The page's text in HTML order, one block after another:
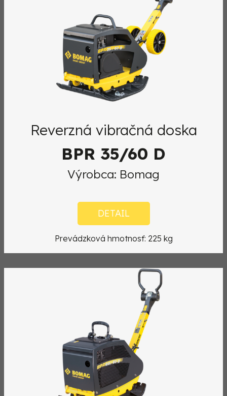
Reverzná vibračná doska
BPR 35/60 D
Výrobca: Bomag
DETAIL
Prevádzková hmotnosť: 225 kg